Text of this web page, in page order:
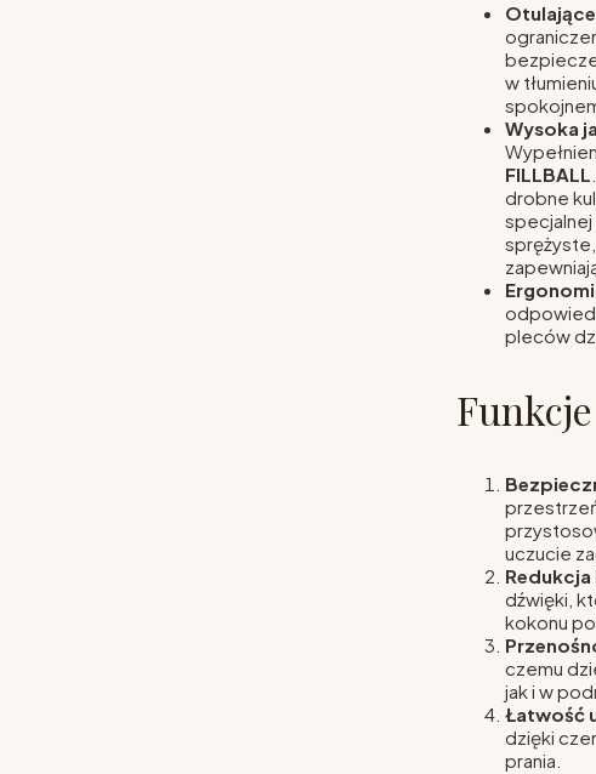
w
Wysoka
FILLBALL
drobne
pleców
uczucie
dźwięki,
kokonu
czemu
jak i w
Łatwość
dzięki
prania.